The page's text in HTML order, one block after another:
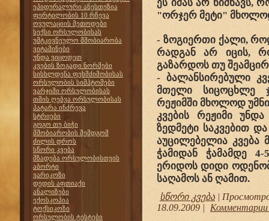
ეპიდურალური ანესთეზია
ფერტილობის 10 რჩევა
ოვულაციის მეთოდები
სექსი ორსულობისას
უმტკივნეულო მშობიარობა
ვიტამინები
უნდა ვიცოდეთ
კვების ზოგადი ნორმები
სისხლდენა ფეხმძიმობისას
ორსულობის სიმპტომები
ვარჯიში ორსულობისას
თმის ღებვა ორსულობისას
პატარა ინძრევა
სტრიები
გოგო თუ ბიჭი
მშობიარობის შემდგომ
ძილის დროს
სწორი კვება
მზადება ორსულობისთვის
აბორტი
ვარიკოზი
დედის აფთიაქი
ანალიზები
ექოსკოპია
ტოქსიკოზი
ორსულობის ტესტები
ეს იმას არ ნიშნავს,
"ორჯერ მეტი" მხოლოდ
- ზოგიერთი ქალი,
რადგან არ იცის,
გაზარდოს თუ
- ბალანსირებული
მთელი სიცოცხლე
რეჟიმში მხოლოდ
კვების რეჟიმი
ზედმეტი საკვებით
აუცილებელია
ჭამიდან ჭამამდე
ერიდოს დიდი
საღამოს ან ღამით.
სწორი კვება|
18.09.2009 | Комментарии